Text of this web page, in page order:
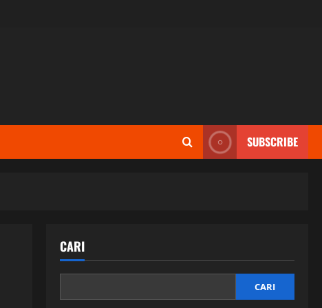
SUBSCRIBE
CARI
CARI